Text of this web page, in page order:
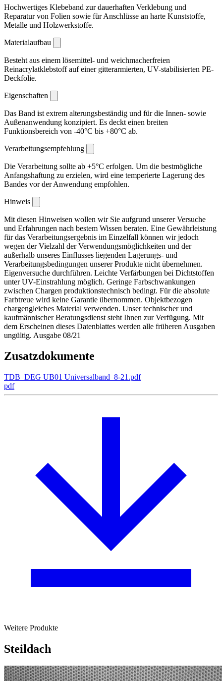
Hochwertiges Klebeband zur dauerhaften Verklebung und
Reparatur von Folien sowie für Anschlüsse an harte Kunststoffe,
Metalle und Holzwerkstoffe.
Materialaufbau
Besteht aus einem lösemittel- und weichmacherfreien
Reinacrylatklebstoff auf einer gitterarmierten, UV-stabilisierten PE-
Deckfolie.
Eigenschaften
Das Band ist extrem alterungsbeständig und für die Innen- sowie
Außenanwendung konzipiert. Es deckt einen breiten
Funktionsbereich von -40°C bis +80°C ab.
Verarbeitungsempfehlung
Die Verarbeitung sollte ab +5°C erfolgen. Um die bestmögliche
Anfangshaftung zu erzielen, wird eine temperierte Lagerung des
Bandes vor der Anwendung empfohlen.
Hinweis
Mit diesen Hinweisen wollen wir Sie aufgrund unserer Versuche
und Erfahrungen nach bestem Wissen beraten. Eine Gewährleistung
für das Verarbeitungsergebnis im Einzelfall können wir jedoch
wegen der Vielzahl der Verwendungsmöglichkeiten und der
außerhalb unseres Einflusses liegenden Lagerungs- und
Verarbeitungsbedingungen unserer Produkte nicht übernehmen.
Eigenversuche durchführen. Leichte Verfärbungen bei Dichtstoffen
unter UV-Einstrahlung möglich. Geringe Farbschwankungen
zwischen Chargen produktionstechnisch bedingt. Für die absolute
Farbtreue wird keine Garantie übernommen. Objektbezogen
chargengleiches Material verwenden. Unser technischer und
kaufmännischer Beratungsdienst steht Ihnen zur Verfügung. Mit
dem Erscheinen dieses Datenblattes werden alle früheren Ausgaben
ungültig. Ausgabe 08/21
Zusatzdokumente
TDB_DEG UB01 Universalband_8-21.pdf
pdf
Weitere Produkte
Steildach